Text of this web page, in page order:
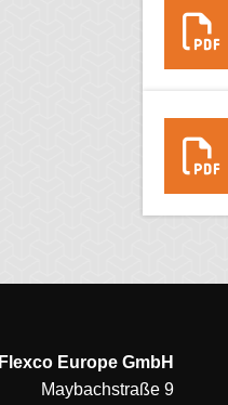
Flexco Europe GmbH
Maybachstraße 9